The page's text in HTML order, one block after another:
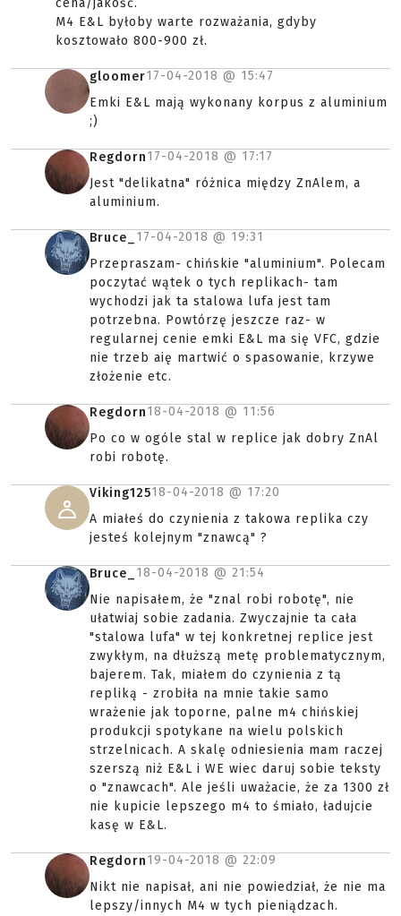
cena/jakość.
M4 E&L byłoby warte rozważania, gdyby
kosztowało 800-900 zł.
gloomer17-04-2018 @ 15:47
Emki E&L mają wykonany korpus z aluminium
;)
Regdorn17-04-2018 @ 17:17
Jest "delikatna" różnica między ZnAlem, a
aluminium.
Bruce_ 17-04-2018 @ 19:31
Przepraszam- chińskie "aluminium". Polecam
poczytać wątek o tych replikach- tam
wychodzi jak ta stalowa lufa jest tam
potrzebna. Powtórzę jeszcze raz- w
regularnej cenie emki E&L ma się VFC, gdzie
nie trzeb aię martwić o spasowanie, krzywe
złożenie etc.
Regdorn18-04-2018 @ 11:56
Po co w ogóle stal w replice jak dobry ZnAl
robi robotę.
Viking12518-04-2018 @ 17:20
A miałeś do czynienia z takowa replika czy
jesteś kolejnym "znawcą" ?
Bruce_ 18-04-2018 @ 21:54
Nie napisałem, że "znal robi robotę", nie
ułatwiaj sobie zadania. Zwyczajnie ta cała
"stalowa lufa" w tej konkretnej replice jest
zwykłym, na dłuższą metę problematycznym,
bajerem. Tak, miałem do czynienia z tą
repliką - zrobiła na mnie takie samo
wrażenie jak toporne, palne m4 chińskiej
produkcji spotykane na wielu polskich
strzelnicach. A skalę odniesienia mam raczej
szerszą niż E&L i WE wiec daruj sobie teksty
o "znawcach". Ale jeśli uważacie, że za 1300 zł
nie kupicie lepszego m4 to śmiało, ładujcie
kasę w E&L.
Regdorn19-04-2018 @ 22:09
Nikt nie napisał, ani nie powiedział, że nie ma
lepszy/innych M4 w tych pieniądzach.